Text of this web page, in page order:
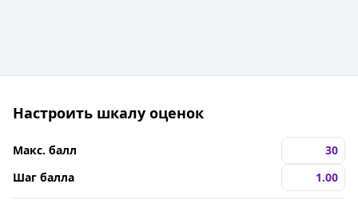
Настроить шкалу оценок
Макс. балл
Шаг балла